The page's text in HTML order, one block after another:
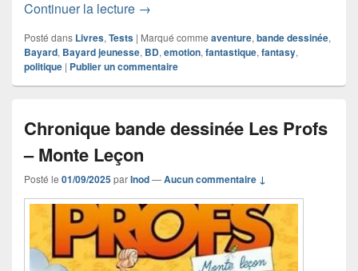
Continuer la lecture Chronique bande dessinée Rita
→
Posté dans Livres, Tests | Marqué comme aventure, bande dessinée,
Bayard, Bayard jeunesse, BD, emotion, fantastique, fantasy,
politique | Publier un commentaire
Chronique bande dessinée Les Profs
– Monte Leçon
Posté le 01/09/2025parInod—Aucun commentaire ↓